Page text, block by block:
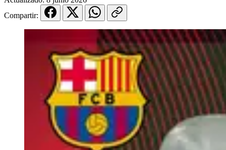
Compartir: